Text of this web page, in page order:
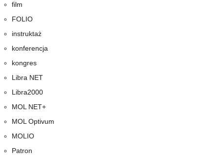
film
FOLIO
instruktaż
konferencja
kongres
Libra NET
Libra2000
MOL NET+
MOL Optivum
MOLIO
Patron